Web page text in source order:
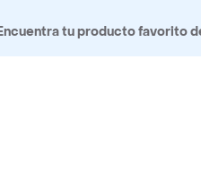
tu producto favorito